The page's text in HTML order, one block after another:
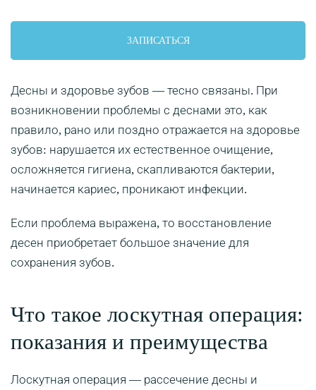
Десны и здоровье зубов — тесно связаны. При
возникновении проблемы с деснами это, как
правило, рано или поздно отражается на здоровье
зубов: нарушается их естественное очищение,
осложняется гигиена, скапливаются бактерии,
начинается кариес, проникают инфекции.
Если проблема выражена, то восстановление
десен приобретает большое значение для
сохранения зубов.
Что такое лоскутная операция:
показания и преимущества
Лоскутная операция — рассечение десны и
ЗАПИСАТЬСЯ